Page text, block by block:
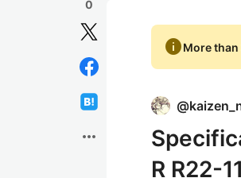
0
more_horiz
infoMore
@
R R22-